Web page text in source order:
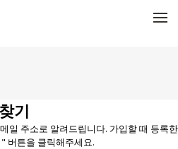
기
일 주소로 알려드립니다. 가입할 때 등록한
버튼을 클릭해주세요.